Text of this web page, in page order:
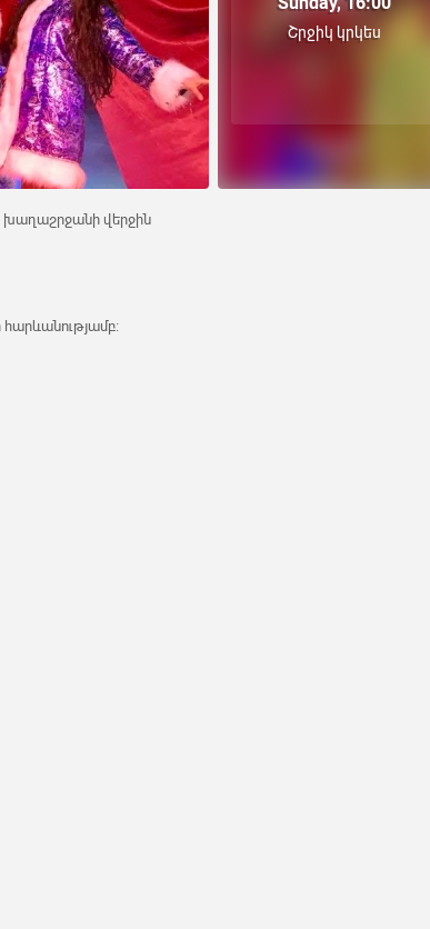
Շրջիկ կրկես
խաղաշրջանի վերջին
հարևանությամբ։